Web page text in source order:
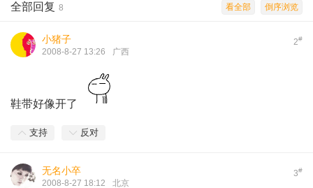
倒序浏览
看全部
全部回复 8
2#
小猪子
2008-8-27 13:26 广西
鞋带好像开了
支持 反对
3#
无名小卒
2008-8-27 18:12 北京